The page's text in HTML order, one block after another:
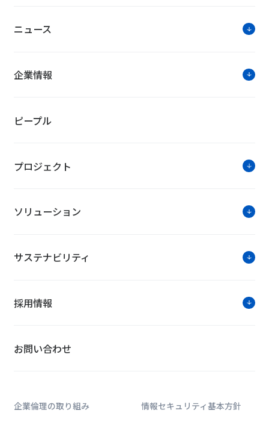
ニュース
企業情報
ピープル
プロジェクト
ソリューション
サステナビリティ
採用情報
お問い合わせ
企業倫理の取り組み 情報セキュリティ基本方針